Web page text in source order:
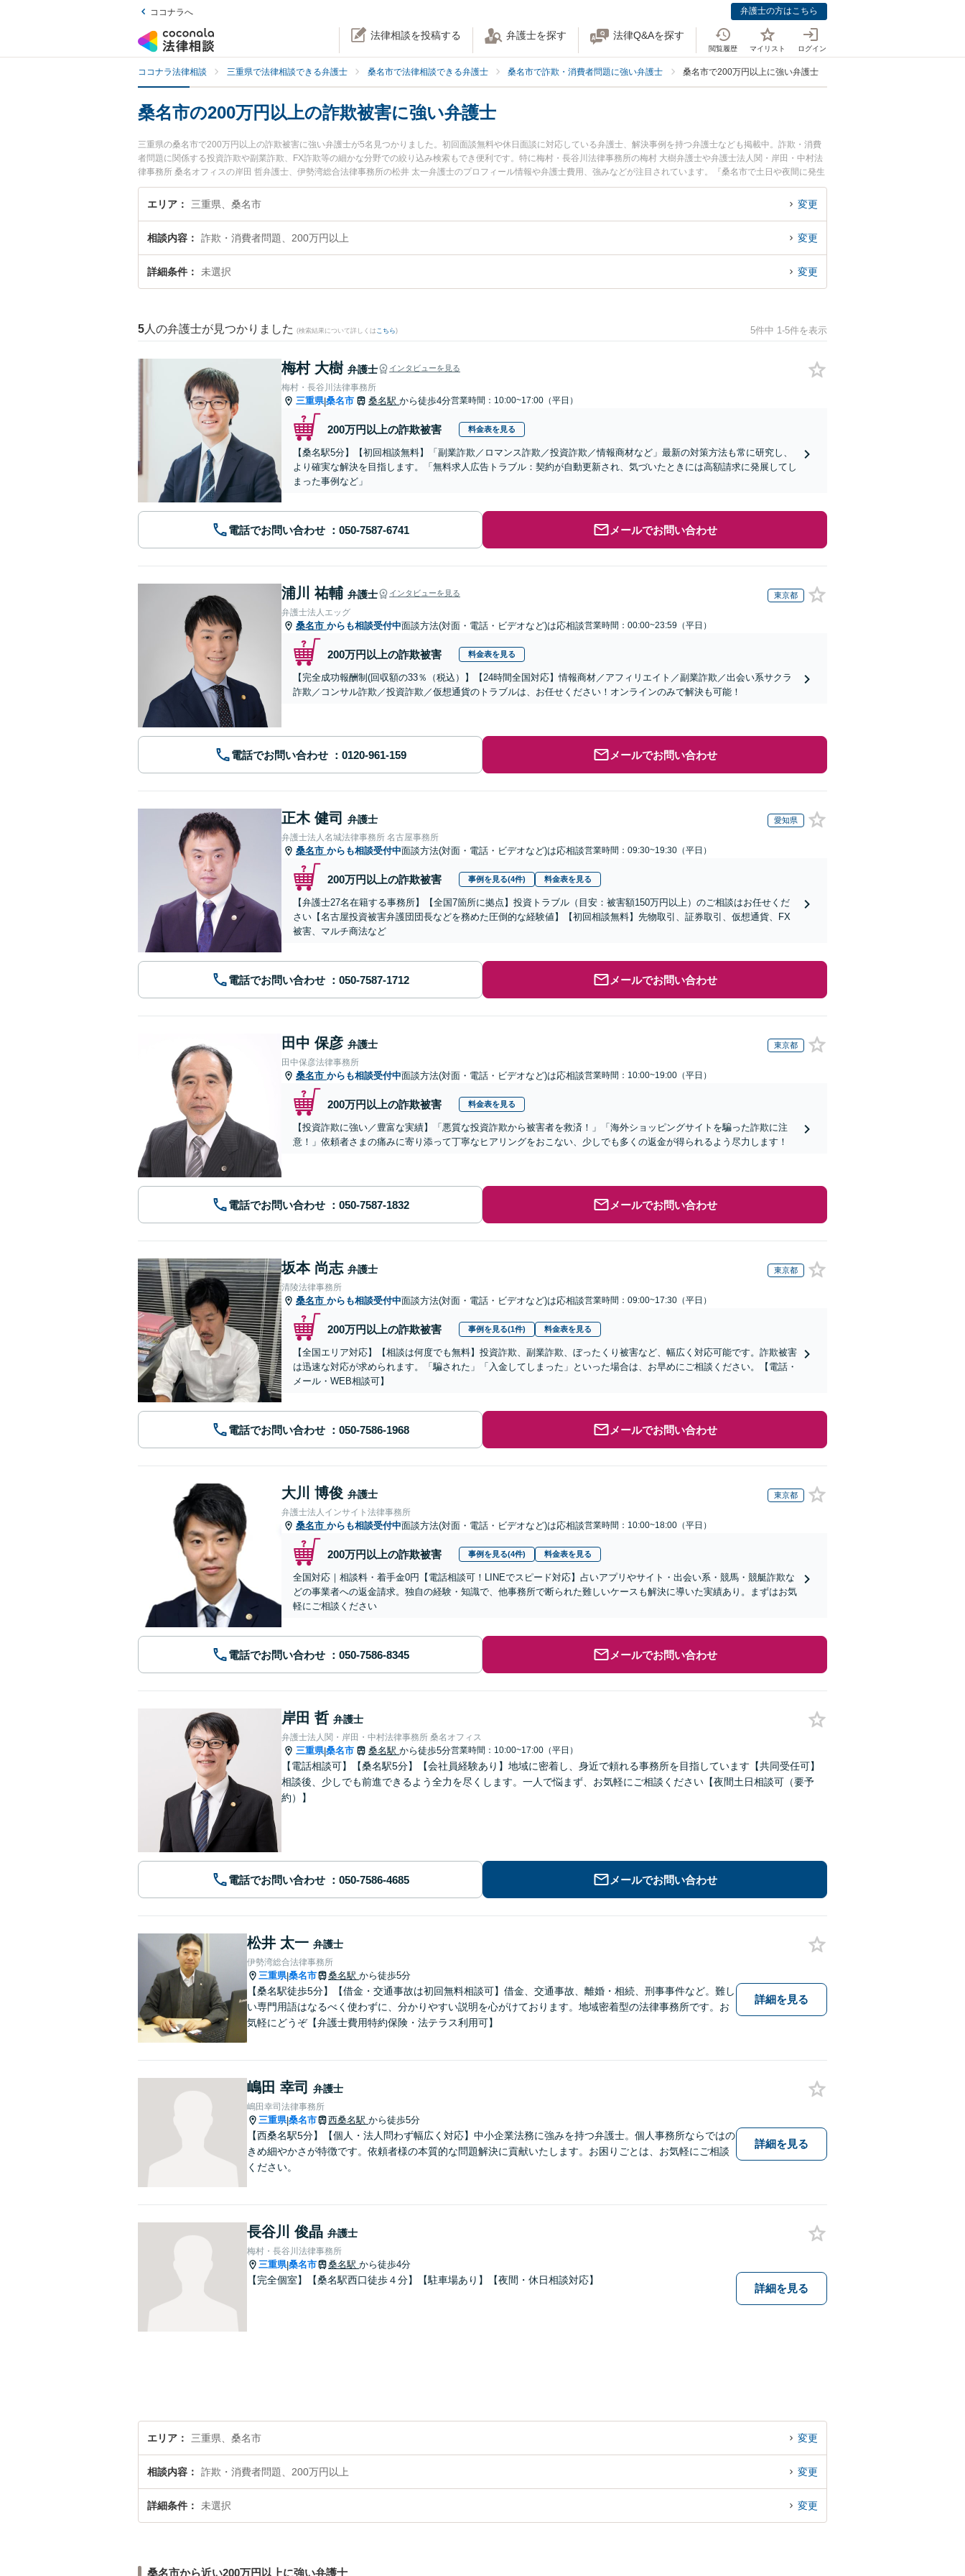
ココナラへ 弁護士の方はこちら
法律相談を投稿する 弁護士を探す 法律Q&Aを探す
閲覧履歴 マイリスト ログイン
ココナラ法律相談 三重県で法律相談できる弁護士 桑名市で法律相談できる弁護士 桑名市で詐欺・消費者問題に強い弁護士 桑名市で200万円以上に強い弁護士
桑名市の200万円以上の詐欺被害に強い弁護士
三重県の桑名市で200万円以上の詐欺被害に強い弁護士が5名見つかりました。初回面談無料や休日面談に対応している弁護士、解決事例を持つ弁護士なども掲載中。詐欺・消費
者問題に関係する投資詐欺や副業詐欺、FX詐欺等の細かな分野での絞り込み検索もでき便利です。特に梅村・長谷川法律事務所の梅村 大樹弁護士や弁護士法人関・岸田・中村法
律事務所 桑名オフィスの岸田 哲弁護士、伊勢湾総合法律事務所の松井 太一弁護士のプロフィール情報や弁護士費用、強みなどが注目されています。『桑名市で土日や夜間に発生
した200万円以上の詐欺被害のトラブルを今すぐに弁護士に相談したい』『200万円以上の詐欺被害のトラブル解決の実績豊富な近くの弁護士を検索したい』『初回相談無料で20
0万円以上の詐欺被害を法律相談できる桑名市内の弁護士に相談予約したい』などでお困りの相談者さんにおすすめです。
エリア 三重県、桑名市 変更
相談内容 詐欺・消費者問題、200万円以上 変更
詳細条件 未選択 変更
5 人の弁護士が見つかりました (検索結果について詳しくは こちら) 5件中 1-5件を表示
梅村 大樹 弁護士 インタビューを見る
梅村・長谷川法律事務所
三重県|桑名市 桑名駅 から徒歩4分営業時間：10:00~17:00（平日）
200万円以上の詐欺被害 料金表を見る
【桑名駅5分】【初回相談無料】「副業詐欺／ロマンス詐欺／投資詐欺／情報商材など」最新の対策方法も常に研究し、
より確実な解決を目指します。「無料求人広告トラブル：契約が自動更新され、気づいたときには高額請求に発展してし
まった事例など」
電話でお問い合わせ メールでお問い合わせ
浦川 祐輔 弁護士 インタビューを見る 東京都
弁護士法人エッグ
桑名市 からも相談受付中面談方法(対面・電話・ビデオなど)は応相談営業時間：00:00~23:59（平日）
200万円以上の詐欺被害 料金表を見る
【完全成功報酬制(回収額の33％（税込）】【24時間全国対応】情報商材／アフィリエイト／副業詐欺／出会い系サクラ
詐欺／コンサル詐欺／投資詐欺／仮想通貨のトラブルは、お任せください！オンラインのみで解決も可能！
電話でお問い合わせ メールでお問い合わせ
正木 健司 弁護士 愛知県
弁護士法人名城法律事務所 名古屋事務所
桑名市 からも相談受付中面談方法(対面・電話・ビデオなど)は応相談営業時間：09:30~19:30（平日）
200万円以上の詐欺被害 事例を見る(4件) 料金表を見る
【弁護士27名在籍する事務所】【全国7箇所に拠点】投資トラブル（目安：被害額150万円以上）のご相談はお任せくだ
さい【名古屋投資被害弁護団団長などを務めた圧倒的な経験値】【初回相談無料】先物取引、証券取引、仮想通貨、FX
被害、マルチ商法など
電話でお問い合わせ メールでお問い合わせ
田中 保彦 弁護士 東京都
田中保彦法律事務所
桑名市 からも相談受付中面談方法(対面・電話・ビデオなど)は応相談営業時間：10:00~19:00（平日）
200万円以上の詐欺被害 料金表を見る
【投資詐欺に強い／豊富な実績】「悪質な投資詐欺から被害者を救済！」「海外ショッピングサイトを騙った詐欺に注
意！」依頼者さまの痛みに寄り添って丁寧なヒアリングをおこない、少しでも多くの返金が得られるよう尽力します！
電話でお問い合わせ メールでお問い合わせ
坂本 尚志 弁護士 東京都
清陵法律事務所
桑名市 からも相談受付中面談方法(対面・電話・ビデオなど)は応相談営業時間：09:00~17:30（平日）
200万円以上の詐欺被害 事例を見る(1件) 料金表を見る
【全国エリア対応】【相談は何度でも無料】投資詐欺、副業詐欺、ぼったくり被害など、幅広く対応可能です。詐欺被害
は迅速な対応が求められます。「騙された」「入金してしまった」といった場合は、お早めにご相談ください。【電話・
メール・WEB相談可】
電話でお問い合わせ メールでお問い合わせ
大川 博俊 弁護士 東京都
弁護士法人インサイト法律事務所
桑名市 からも相談受付中面談方法(対面・電話・ビデオなど)は応相談営業時間：10:00~18:00（平日）
200万円以上の詐欺被害 事例を見る(4件) 料金表を見る
全国対応｜相談料・着手金0円【電話相談可！LINEでスピード対応】占いアプリやサイト・出会い系・競馬・競艇詐欺な
どの事業者への返金請求。独自の経験・知識で、他事務所で断られた難しいケースも解決に導いた実績あり。まずはお気
軽にご相談ください
電話でお問い合わせ メールでお問い合わせ
岸田 哲 弁護士
弁護士法人関・岸田・中村法律事務所 桑名オフィス
三重県|桑名市 桑名駅 から徒歩5分営業時間：10:00~17:00（平日）
【電話相談可】【桑名駅5分】【会社員経験あり】地域に密着し、身近で頼れる事務所を目指しています【共同受任可】
相談後、少しでも前進できるよう全力を尽くします。一人で悩まず、お気軽にご相談ください【夜間土日相談可（要予
約）】
電話でお問い合わせ メールでお問い合わせ
松井 太一 弁護士
伊勢湾総合法律事務所
三重県|桑名市 桑名駅 から徒歩5分
【桑名駅徒歩5分】【借金・交通事故は初回無料相談可】借金、交通事故、離婚・相続、刑事事件など。難し
い専門用語はなるべく使わずに、分かりやすい説明を心がけております。地域密着型の法律事務所です。お
気軽にどうぞ【弁護士費用特約保険・法テラス利用可】
詳細を見る
嶋田 幸司 弁護士
嶋田幸司法律事務所
三重県|桑名市 西桑名駅 から徒歩5分
【西桑名駅5分】【個人・法人問わず幅広く対応】中小企業法務に強みを持つ弁護士。個人事務所ならではの
きめ細やかさが特徴です。依頼者様の本質的な問題解決に貢献いたします。お困りごとは、お気軽にご相談
ください。
詳細を見る
長谷川 俊晶 弁護士
梅村・長谷川法律事務所
三重県|桑名市 桑名駅 から徒歩4分
【完全個室】【桑名駅西口徒歩４分】【駐車場あり】【夜間・休日相談対応】
詳細を見る
エリア 三重県、桑名市 変更
相談内容 詐欺・消費者問題、200万円以上 変更
詳細条件 未選択 変更
桑名市から近い200万円以上に強い弁護士